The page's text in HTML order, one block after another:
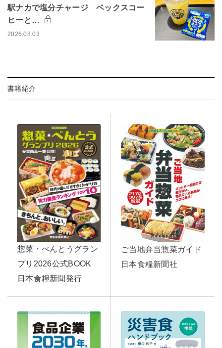
駅ナカで塩分チャージ ベックスコー
ヒーと…
2026.08.03
書籍紹介
惣菜・べんとうグラン
プリ2026公式BOOK
日本食糧新聞発行
ご当地弁当惣菜ガイド
日本食糧新聞社